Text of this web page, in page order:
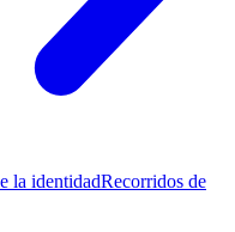
la identidadRecorridos de